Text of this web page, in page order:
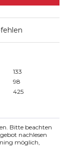
133
98
425
Bitte beachten
nachlesen
möglich,